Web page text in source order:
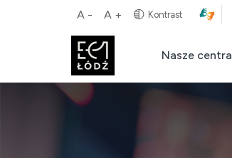
A - A + Kontrast
Nasze centra